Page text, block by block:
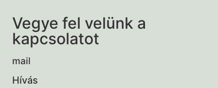
Vegye fel velünk a
kapcsolatot
mail
Hívás